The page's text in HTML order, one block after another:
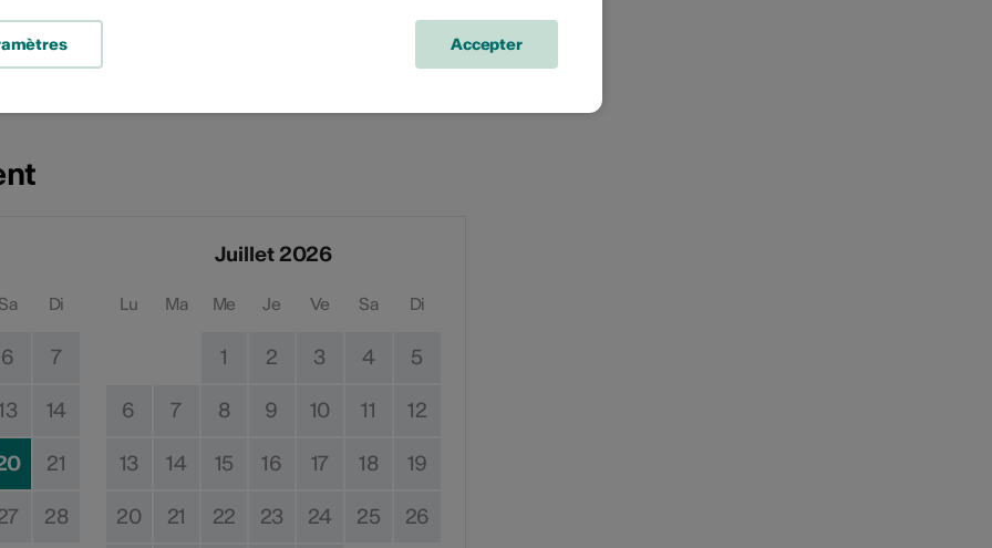
pleine de musique, de convivialité et de bonne
Sa Di
6 7
14
21
28
Juillet 2026
Lu Ma Me Je Ve Sa Di
1 2 3 4 5
6 7 8 9 10 11 12
13 14 15 16 17 18 19
20 21 22 23 24 25 26
Accepter